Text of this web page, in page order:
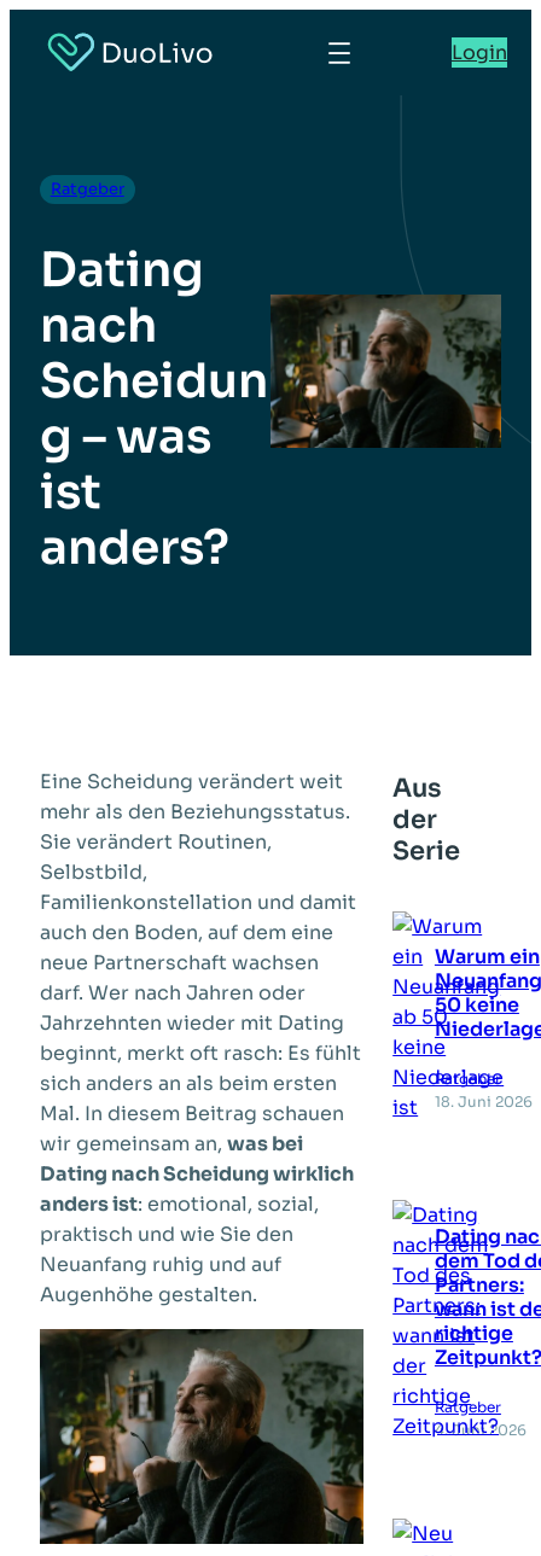
Login
Ratgeber
Dating
nach
Scheidun
g – was
ist
anders?
Eine Scheidung verändert weit
mehr als den Beziehungsstatus.
Sie verändert Routinen,
Selbstbild,
Familienkonstellation und damit
auch den Boden, auf dem eine
neue Partnerschaft wachsen
darf. Wer nach Jahren oder
Jahrzehnten wieder mit Dating
beginnt, merkt oft rasch: Es fühlt
sich anders an als beim ersten
Mal. In diesem Beitrag schauen
wir gemeinsam an, was bei
Dating nach Scheidung wirklich
anders ist: emotional, sozial,
praktisch und wie Sie den
Neuanfang ruhig und auf
Augenhöhe gestalten.
Aus
der
Serie
Warum ein
50 keine
Ratgeber
18. Juni 2026
Dating
dem Tod
Partners:
wann ist
richtige
Zeitpunkt?
Ratgeber
4. Juni 2026